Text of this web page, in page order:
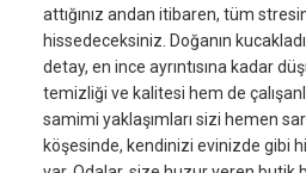
attığınız andan itibaren, tüm
hissedeceksiniz. Doğanın
detay, en ince ayrıntısına kadar
temizliği ve kalitesi hem de
samimi yaklaşımları sizi hemen
köşesinde, kendinizi evinizde gibi